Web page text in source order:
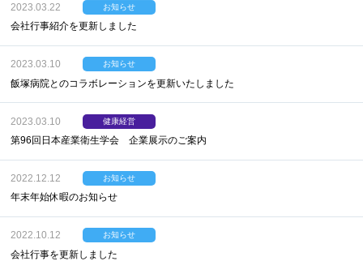
2023.03.22 お知らせ
会社行事紹介を更新しました
2023.03.10 お知らせ
飯塚病院とのコラボレーションを更新いたしました
2023.03.10 健康経営
第96回日本産業衛生学会 企業展示のご案内
2022.12.12 お知らせ
年末年始休暇のお知らせ
2022.10.12 お知らせ
会社行事を更新しました